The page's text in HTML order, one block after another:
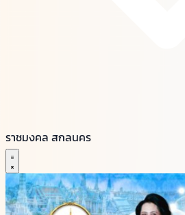
ราชมงคล สกลนคร